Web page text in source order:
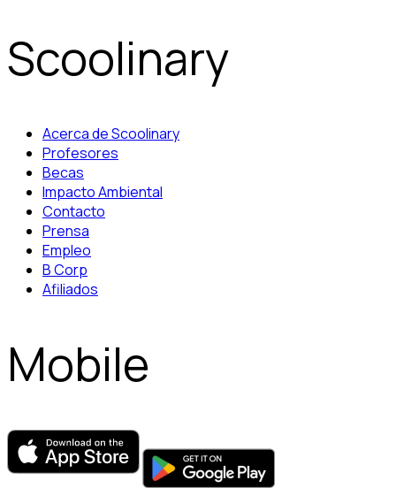
Scoolinary
Acerca de Scoolinary
Profesores
Becas
Impacto Ambiental
Contacto
Prensa
Empleo
B Corp
Afiliados
Mobile